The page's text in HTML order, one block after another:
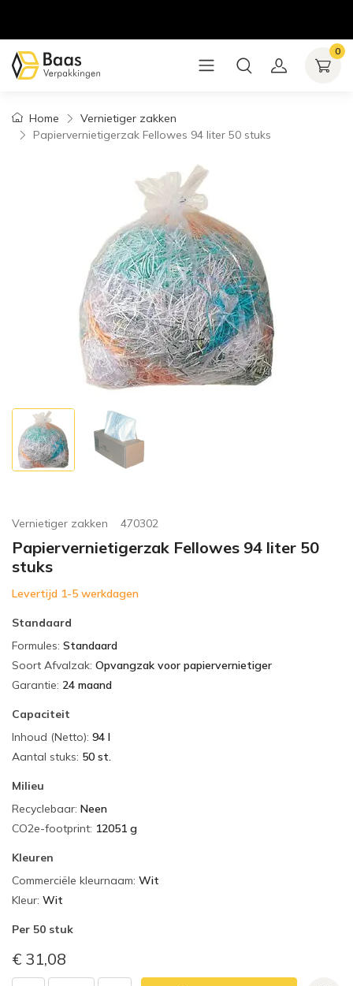
0
Home
Vernietiger zakken
Papiervernietigerzak Fellowes 94 liter 50 stuks
Vernietiger zakken 470302
Papiervernietigerzak Fellowes 94 liter 50
stuks
Levertijd 1-5 werkdagen
Standaard
Formules: Standaard
Soort Afvalzak: Opvangzak voor papiervernietiger
Garantie: 24 maand
Capaciteit
Inhoud (Netto): 94 l
Aantal stuks: 50 st.
Milieu
Recyclebaar: Neen
CO2e-footprint: 12051 g
Kleuren
Commerciële kleurnaam: Wit
Kleur: Wit
Per 50 stuk
€ 31,08